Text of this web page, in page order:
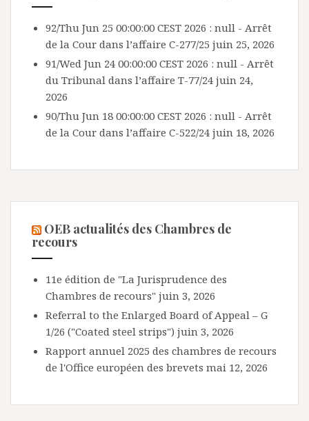
92/Thu Jun 25 00:00:00 CEST 2026 : null - Arrêt
de la Cour dans l’affaire C-277/25 juin 25, 2026
91/Wed Jun 24 00:00:00 CEST 2026 : null - Arrêt
du Tribunal dans l’affaire T-77/24 juin 24,
2026
90/Thu Jun 18 00:00:00 CEST 2026 : null - Arrêt
de la Cour dans l’affaire C-522/24 juin 18, 2026
OEB actualités des Chambres de
recours
11e édition de "La Jurisprudence des
Chambres de recours" juin 3, 2026
Referral to the Enlarged Board of Appeal – G
1/26 ("Coated steel strips") juin 3, 2026
Rapport annuel 2025 des chambres de recours
de l'Office européen des brevets mai 12, 2026